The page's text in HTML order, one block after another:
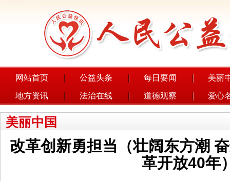
网站首页 公益头条 每日要闻 美丽
地方资讯 法治在线 道德观察 爱心
美丽中国
改革创新勇担当（壮阔东方潮
革开放40年